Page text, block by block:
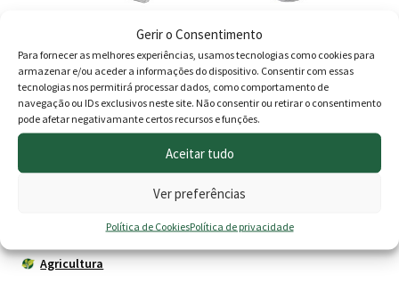
Gerir o Consentimento
Para fornecer as melhores experiências, usamos tecnologias como cookies para
armazenar e/ou aceder a informações do dispositivo. Consentir com essas
tecnologias nos permitirá processar dados, como comportamento de
navegação ou IDs exclusivos neste site. Não consentir ou retirar o consentimento
pode afetar negativamante certos recursos e funções.
Aceitar tudo
Ver preferências
Política de CookiesPolítica de privacidade
Máscara IRU410 SLV
FFP1+Válvula Dobrável
1.20€
Adicionar
Máscara IRU220 SLV
FFP2+Válvula
1.70€
Adicionar
Agricultura